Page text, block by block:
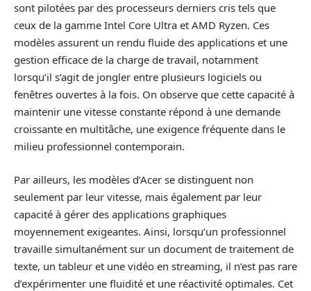
sont pilotées par des processeurs derniers cris tels que
ceux de la gamme Intel Core Ultra et AMD Ryzen. Ces
modèles assurent un rendu fluide des applications et une
gestion efficace de la charge de travail, notamment
lorsqu’il s’agit de jongler entre plusieurs logiciels ou
fenêtres ouvertes à la fois. On observe que cette capacité à
maintenir une vitesse constante répond à une demande
croissante en multitâche, une exigence fréquente dans le
milieu professionnel contemporain.
Par ailleurs, les modèles d’Acer se distinguent non
seulement par leur vitesse, mais également par leur
capacité à gérer des applications graphiques
moyennement exigeantes. Ainsi, lorsqu’un professionnel
travaille simultanément sur un document de traitement de
texte, un tableur et une vidéo en streaming, il n’est pas rare
d’expérimenter une fluidité et une réactivité optimales. Cet